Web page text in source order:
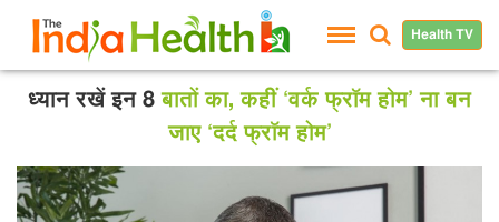
Health TV
ध्यान रखें इन 8बातों का, कहीं ‘वर्क फ्रॉम होम’ ना बन
जाए ‘दर्द फ्रॉम होम’